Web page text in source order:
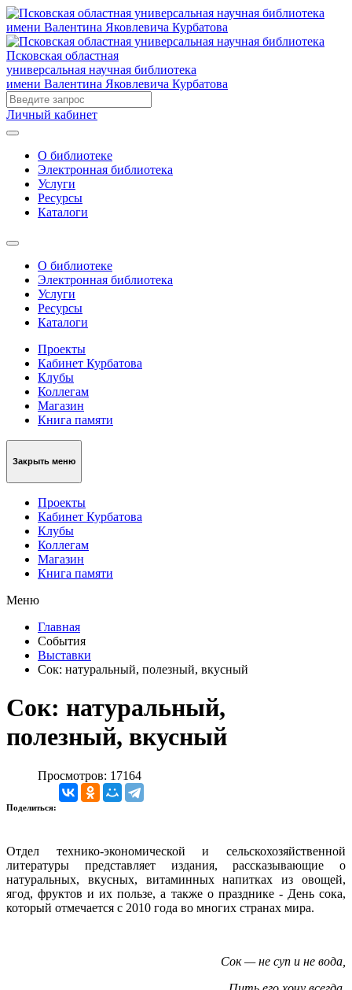
Псковская областная
универсальная научная библиотека
имени Валентина Яковлевича Курбатова
Личный кабинет
О библиотеке
Электронная библиотека
Услуги
Ресурсы
Каталоги
О библиотеке
Электронная библиотека
Услуги
Ресурсы
Каталоги
Проекты
Кабинет Курбатова
Клубы
Коллегам
Магазин
Книга памяти
Закрыть меню
Проекты
Кабинет Курбатова
Клубы
Коллегам
Магазин
Книга памяти
Меню
Главная
События
Выставки
Сок: натуральный, полезный, вкусный
Сок: натуральный,
полезный, вкусный
Просмотров: 17164
Поделиться:
Отдел технико-экономической и сельскохозяйственной
литературы представляет издания, рассказывающие о
натуральных, вкусных, витаминных напитках из овощей,
ягод, фруктов и их пользе, а также о празднике - День сока,
который отмечается с 2010 года во многих странах мира.
Сок — не суп и не вода,